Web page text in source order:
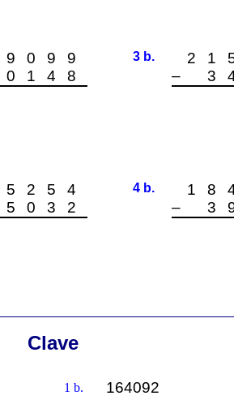
3 b.
–
4 b.
–
Clave
1 b. 164092